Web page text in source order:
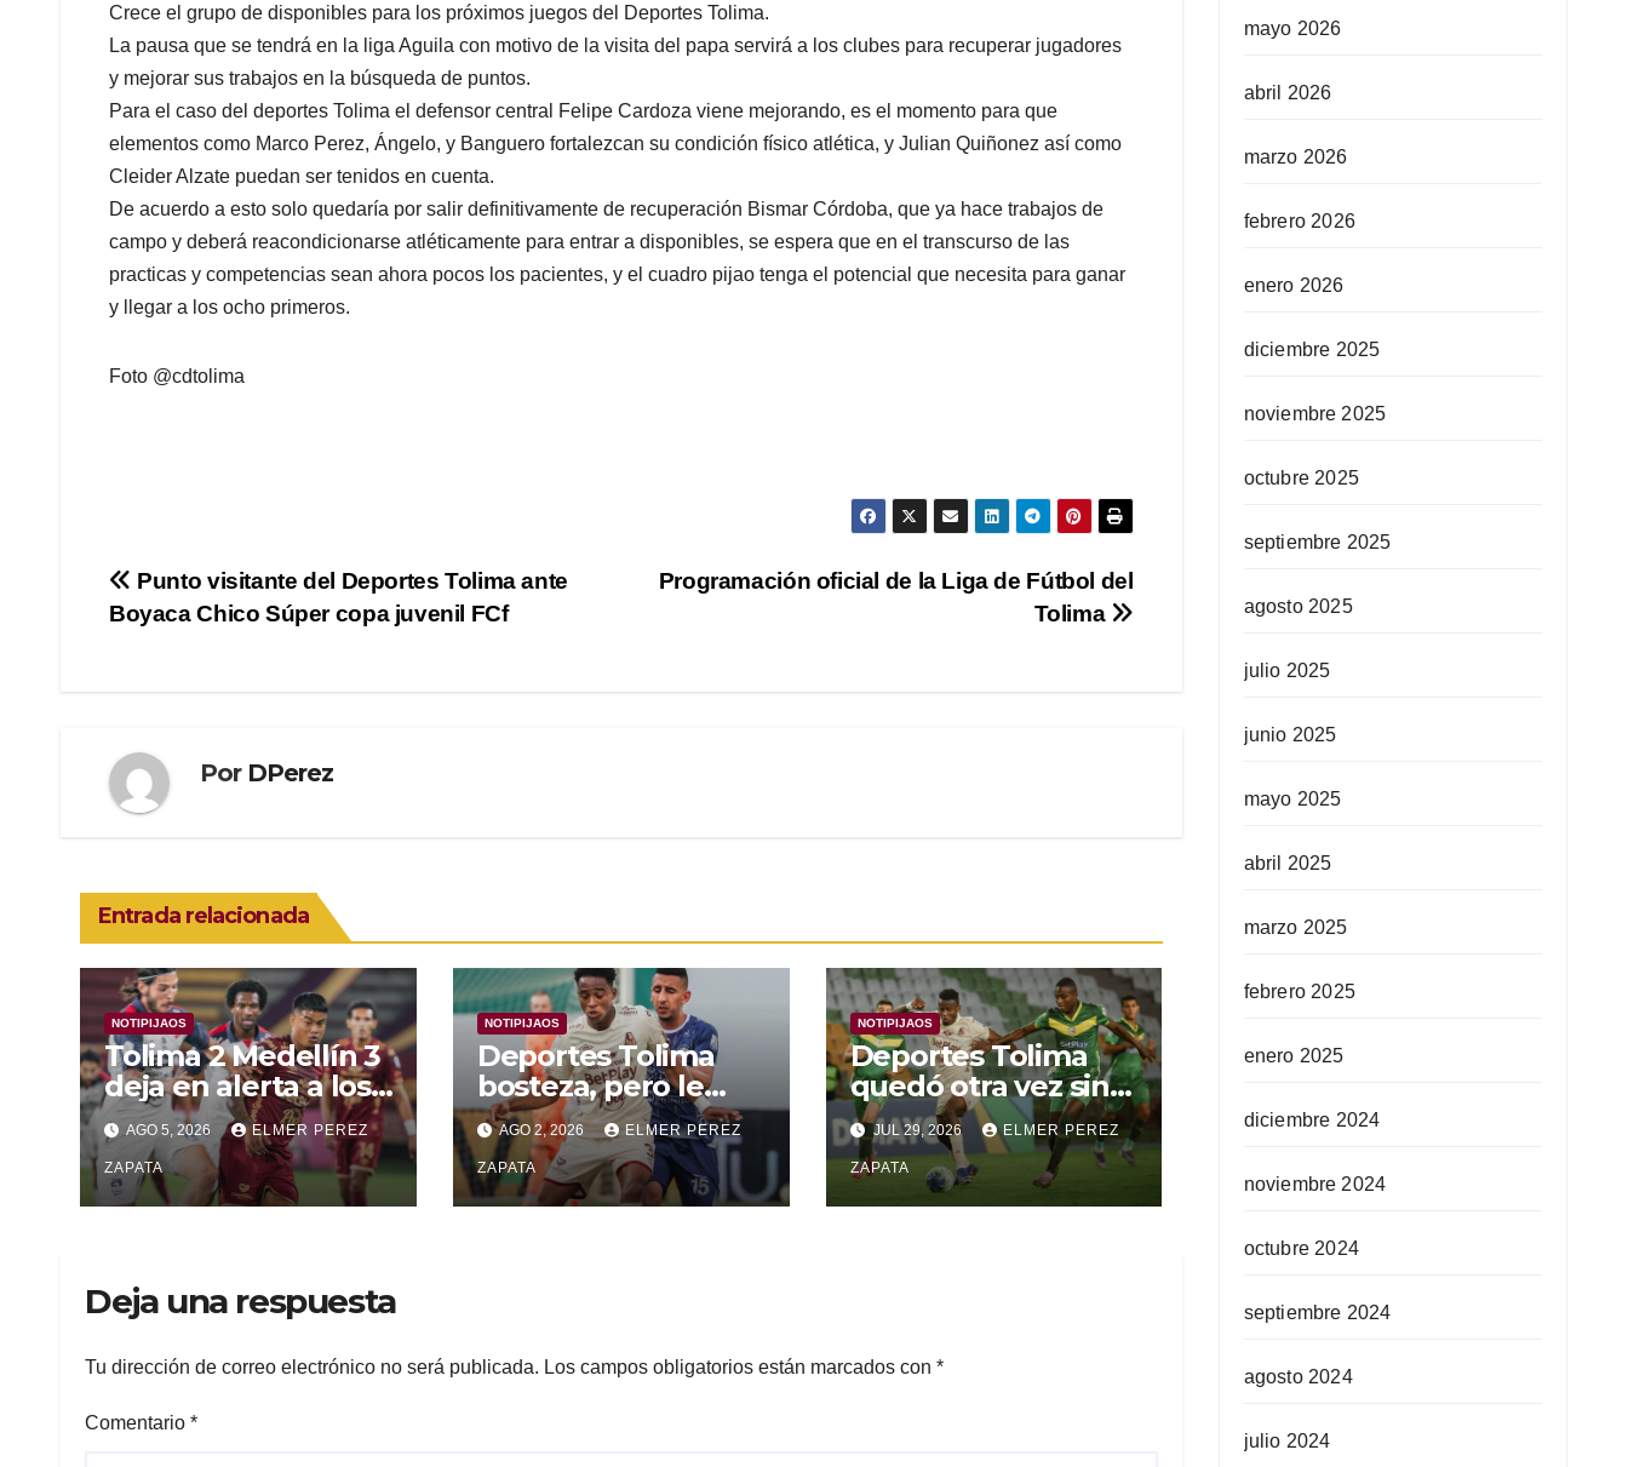
Crece el grupo de disponibles para los próximos juegos del Deportes Tolima.
La pausa que se tendrá en la liga Aguila con motivo de la visita del papa servirá a los clubes para recuperar jugadores
y mejorar sus trabajos en la búsqueda de puntos.
Para el caso del deportes Tolima el defensor central Felipe Cardoza viene mejorando, es el momento para que
elementos como Marco Perez, Ángelo, y Banguero fortalezcan su condición físico atlética, y Julian Quiñonez así como
Cleider Alzate puedan ser tenidos en cuenta.
De acuerdo a esto solo quedaría por salir definitivamente de recuperación Bismar Córdoba, que ya hace trabajos de
campo y deberá reacondicionarse atléticamente para entrar a disponibles, se espera que en el transcurso de las
practicas y competencias sean ahora pocos los pacientes, y el cuadro pijao tenga el potencial que necesita para ganar
y llegar a los ocho primeros.
Foto @cdtolima
Navegación
de
Programación oficial de la Liga de Fútbol del
Tolima
Punto visitante del Deportes Tolima ante
Boyaca Chico Súper copa juvenil FCf
Por DPerez
Entrada relacionada
NOTIPIJAOS
Tolima 2 Medellín 3
deja en alerta a los
pijaos por su fútbol
irregular
AGO 5, 2026 ELMER PEREZ
ZAPATA
NOTIPIJAOS
Deportes Tolima
bosteza, pero le
alcanza para
superar a Alianza
Valledupar 2 A 1
AGO 2, 2026 ELMER PEREZ
ZAPATA
NOTIPIJAOS
Deportes Tolima
quedó otra vez sin
Copa
JUL 29, 2026 ELMER PEREZ
ZAPATA
Deja una respuesta
Tu dirección de correo electrónico no será publicada. Los campos obligatorios están marcados con *
Comentario *
mayo 2026
abril 2026
marzo 2026
febrero 2026
enero 2026
diciembre 2025
noviembre 2025
octubre 2025
septiembre 2025
agosto 2025
julio 2025
junio 2025
mayo 2025
abril 2025
marzo 2025
febrero 2025
enero 2025
diciembre 2024
noviembre 2024
octubre 2024
septiembre 2024
agosto 2024
julio 2024